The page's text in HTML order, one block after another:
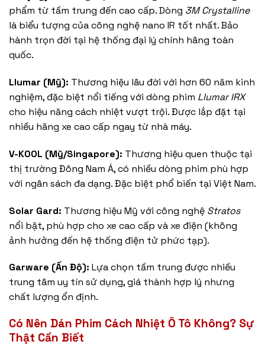
phẩm từ tầm trung đến cao cấp. Dòng 3M Crystalline
là biểu tượng của công nghệ nano IR tốt nhất. Bảo
hành trọn đời tại hệ thống đại lý chính hãng toàn
quốc.
Llumar (Mỹ): Thương hiệu lâu đời với hơn 60 năm kinh
nghiệm, đặc biệt nổi tiếng với dòng phim Llumar IRX
cho hiệu năng cách nhiệt vượt trội. Được lắp đặt tại
nhiều hãng xe cao cấp ngay từ nhà máy.
V-KOOL (Mỹ/Singapore): Thương hiệu quen thuộc tại
thị trường Đông Nam Á, có nhiều dòng phim phù hợp
với ngân sách đa dạng. Đặc biệt phổ biến tại Việt Nam.
Solar Gard: Thương hiệu Mỹ với công nghệ Stratos
nổi bật, phù hợp cho xe cao cấp và xe điện (không
ảnh hưởng đến hệ thống điện tử phức tạp).
Garware (Ấn Độ): Lựa chọn tầm trung được nhiều
trung tâm uy tín sử dụng, giá thành hợp lý nhưng
chất lượng ổn định.
Có Nên Dán Phim Cách Nhiệt Ô Tô Không? Sự
Thật Cần Biết